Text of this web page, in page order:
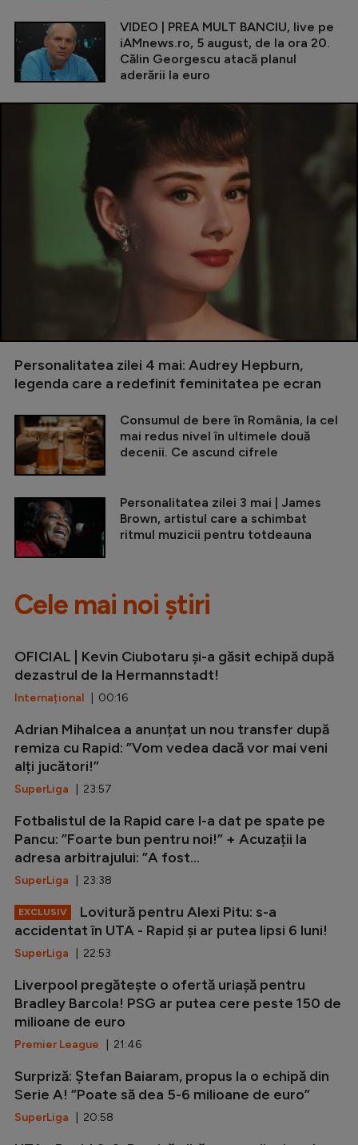
VIDEO | PREA MULT BANCIU, live pe
iAMnews.ro, 5 august, de la ora 20.
Călin Georgescu atacă planul
aderării la euro
Personalitatea zilei 4 mai: Audrey Hepburn,
legenda care a redefinit feminitatea pe ecran
Consumul de bere în România, la cel
mai redus nivel în ultimele două
decenii. Ce ascund cifrele
Personalitatea zilei 3 mai | James
Brown, artistul care a schimbat
ritmul muzicii pentru totdeauna
Cele mai noi știri
OFICIAL | Kevin Ciubotaru și-a găsit echipă după
dezastrul de la Hermannstadt!
Internațional | 00:16
Adrian Mihalcea a anunțat un nou transfer după
remiza cu Rapid: ”Vom vedea dacă vor mai veni
alți jucători!”
SuperLiga | 23:57
Fotbalistul de la Rapid care l-a dat pe spate pe
Pancu: ”Foarte bun pentru noi!” + Acuzații la
adresa arbitrajului: ”A fost...
SuperLiga | 23:38
EXCLUSIV
Lovitură pentru Alexi Pitu: s-a
accidentat în UTA - Rapid și ar putea lipsi 6 luni!
SuperLiga | 22:53
Liverpool pregătește o ofertă uriașă pentru
Bradley Barcola! PSG ar putea cere peste 150 de
milioane de euro
Premier League | 21:46
Surpriză: Ștefan Baiaram, propus la o echipă din
Serie A! ”Poate să dea 5-6 milioane de euro”
SuperLiga | 20:58